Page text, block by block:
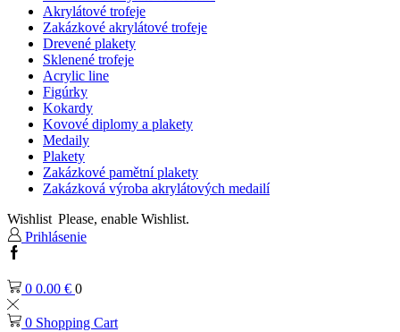
Akrylátové trofeje
Zakázkové akrylátové trofeje
Drevené plakety
Sklenené trofeje
Acrylic line
Figúrky
Kokardy
Kovové diplomy a plakety
Medaily
Plakety
Zakázkové pamětní plakety
Zakázková výroba akrylátových medailí
Wishlist Please, enable Wishlist.
Prihlásenie
Facebook
0 0.00 € 0
0 Shopping Cart